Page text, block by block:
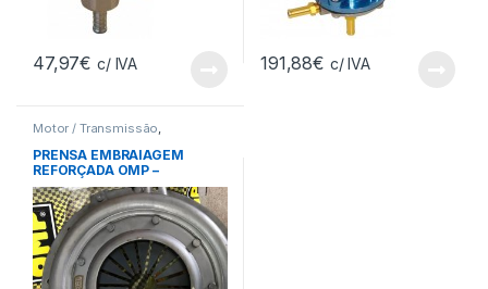
47,97€ c/ IVA 191,88€ c/ IVA
Motor / Transmissão
PRENSA EMBRAIAGEM
REFORÇADA OMP –
PEUGEOT